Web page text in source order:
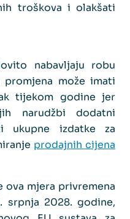
troškova i olakšati
nabavljaju robu
promjena može imati
tijekom godine jer
narudžbi dodatni
ukupne izdatke za
prodajnih cijena
ova mjera privremena
2028. godine,